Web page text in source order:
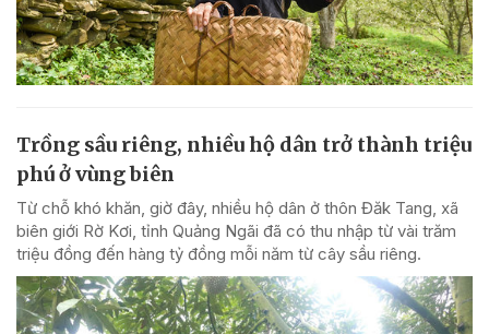
Trồng sầu riêng, nhiều hộ dân trở thành triệu
phú ở vùng biên
Từ chỗ khó khăn, giờ đây, nhiều hộ dân ở thôn Đăk Tang, xã
biên giới Rờ Kơi, tỉnh Quảng Ngãi đã có thu nhập từ vài trăm
triệu đồng đến hàng tỷ đồng mỗi năm từ cây sầu riêng.